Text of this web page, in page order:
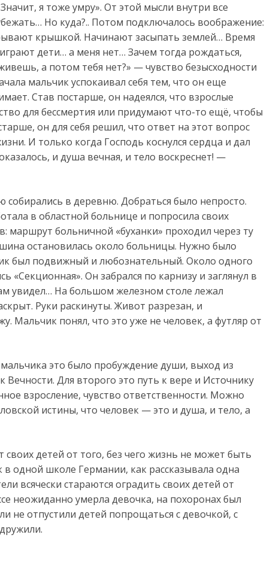
я тоже умру». От этой мысли внутри все
Но куда?.. Потом подключалось воображение:
крышкой. Начинают засыпать землей… Время
дети… а меня нет… Зачем тогда рождаться,
а потом тебя нет?» — чувство безысходности
мальчик успокаивал себя тем, что он еще
Став постарше, он надеялся, что взрослые
для бессмертия или придумают что-то ещё, чтобы
он для себя решил, что ответ на этот вопрос
И только когда Господь коснулся сердца и дал
и душа вечная, и тело воскреснет! —
собирались в деревню. Добраться было непросто.
в областной больнице и попросила своих
маршрут больничной «буханки» проходил через ту
остановилась около больницы. Нужно было
был подвижный и любознательный. Около одного
«Секционная». Он забрался по карнизу и заглянул в
увидел… На большом железном столе лежал
Руки раскинуты. Живот разрезан, и
Мальчик понял, что это уже не человек, а футляр от
это было пробуждение души, выход из
Для второго это путь к вере и Источнику
взросление, чувство ответственности. Можно
истины, что человек — это и душа, и тело, а
детей от того, без чего жизнь не может быть
одной школе Германии, как рассказывала одна
всячески стараются оградить своих детей от
неожиданно умерла девочка, на похоронах был
не отпустили детей попрощаться с девочкой, с